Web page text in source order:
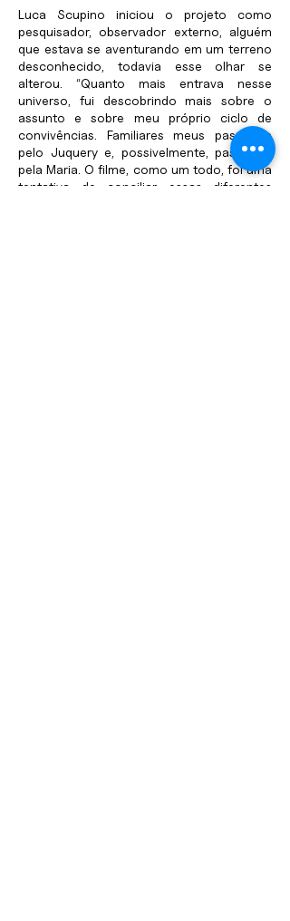
Luca Scupino iniciou o projeto como
pesquisador, observador externo, alguém
que estava se aventurando em um terreno
desconhecido, todavia esse olhar se
alterou. “Quanto mais entrava nesse
universo, fui descobrindo mais sobre o
assunto e sobre meu próprio ciclo de
convivências. Familiares meus passaram
pelo Juquery e, possivelmente, passaram
pela Maria. O filme, como um todo, foi uma
tentativa de conciliar essas diferentes